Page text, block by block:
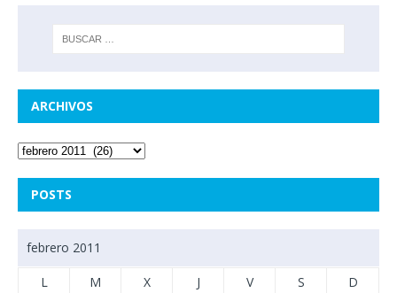
ARCHIVOS
POSTS
febrero 2011
L M X J V S
D